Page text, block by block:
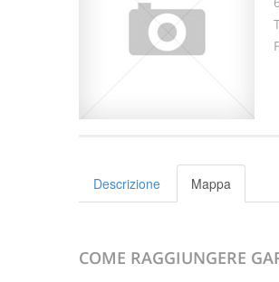
Descrizione Mappa
COME RAGGIUNGERE